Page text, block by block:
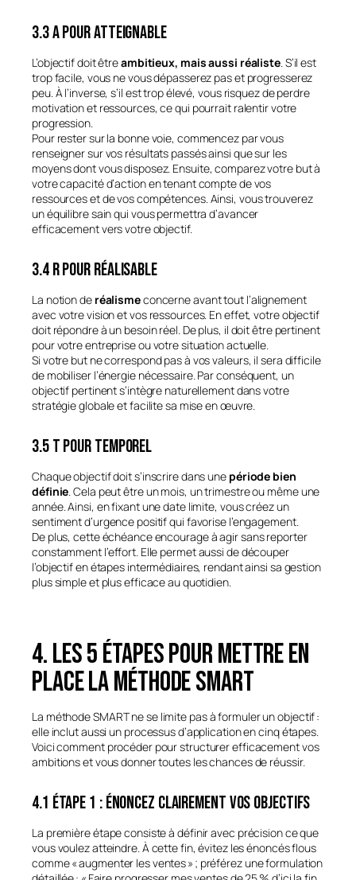
3.3 A pour Atteignable
L’objectif doit êtreambitieux, mais aussi réaliste. S’il est
trop facile, vous ne vous dépasserez pas et progresserez
peu. À l’inverse, s’il est trop élevé, vous risquez de perdre
motivation et ressources, ce qui pourrait ralentir votre
progression.
Pour rester sur la bonne voie, commencez par vous
renseigner sur vos résultats passés ainsi que sur les
moyens dont vous disposez. Ensuite, comparez votre but à
votre capacité d’action en tenant compte de vos
ressources et de vos compétences. Ainsi, vous trouverez
un équilibre sain qui vous permettra d’avancer
efficacement vers votre objectif.
3.4 R pour Réalisable
La notion de réalismeconcerne avant tout l’alignement
avec votre vision et vos ressources. En effet, votre objectif
doit répondre à un besoin réel. De plus, il doit être pertinent
pour votre entreprise ou votre situation actuelle.
Si votre but ne correspond pas à vos valeurs, il sera difficile
de mobiliser l’énergie nécessaire. Par conséquent, un
objectif pertinent s’intègre naturellement dans votre
stratégie globale et facilite sa mise en œuvre.
3.5 T pour Temporel
Chaque objectif doit s’inscrire dans une période bien
définie . Cela peut être un mois, un trimestre ou même une
année. Ainsi, en fixant une date limite, vous créez un
sentiment d’urgence positif qui favorise l’engagement.
De plus, cette échéance encourage à agir sans reporter
constamment l’effort. Elle permet aussi de découper
l’objectif en étapes intermédiaires, rendant ainsi sa gestion
plus simple et plus efficace au quotidien.
4. Les 5 étapes pour mettre en
place la méthode SMART
La méthode SMART ne se limite pas à formuler un objectif :
elle inclut aussi un processus d’application en cinq étapes.
Voici comment procéder pour structurer efficacement vos
ambitions et vous donner toutes les chances de réussir.
4.1 Étape 1 : Énoncez clairement vos objectifs
La première étape consiste à définir avec précision ce que
vous voulez atteindre. À cette fin, évitez les énoncés flous
comme « augmenter les ventes » ; préférez une formulation